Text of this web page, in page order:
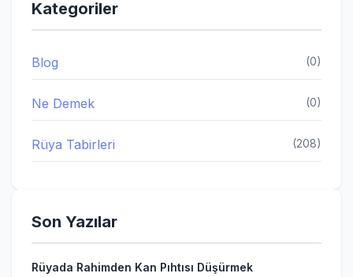
Kategoriler
Blog (0)
Ne Demek (0)
Rüya Tabirleri (208)
Son Yazılar
Rüyada Rahimden Kan Pıhtısı Düşürmek